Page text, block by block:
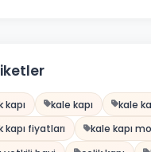
kapı kale kapı
kale
kapı fiyatları
kale kapı